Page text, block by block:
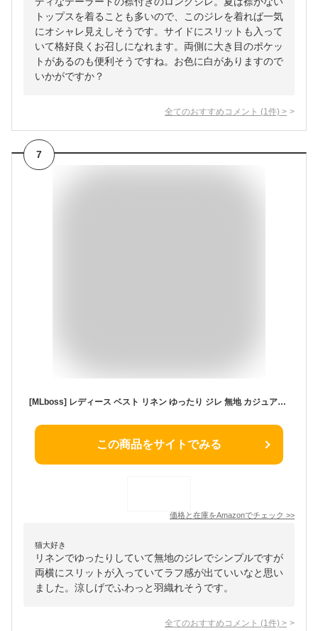
トップスを着ることも多いので、このジレを着れば一気
にオシャレ見えしそうです。サイドにスリットも入って
いて格好良くお召しになれます。両側に大き目のポケッ
トがあるのも便利そうですね。お色に白がありますので
いかがですか？
全てのおすすめコメント (1 件) >
7
[MLboss] レディース ベスト リネン ゆったり ジレ 無地 カジュアル アウター リネンベスト 春夏 サマーアウター 大きいサイズ(Free白)
この商品をサイトでみる
価格と在庫をAmazonでチェック >>
猫大好き
リネンでゆったりしていて無地のジレでシンプルですが
両横にスリットが入っていてラフ感が出ていいなと思い
ました。涼しげでふわっと羽織れそうです。
全てのおすすめコメント (1 件) >